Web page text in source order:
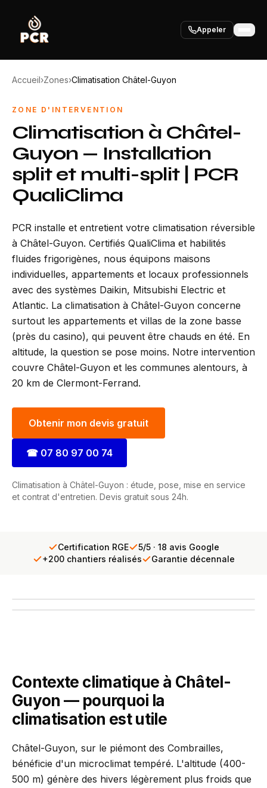
Appeler
Accueil›Zones›Climatisation Châtel-Guyon
ZONE D'INTERVENTION
Climatisation à Châtel-
Guyon — Installation
split et multi-split | PCR
QualiClima
PCR installe et entretient votre climatisation réversible
à Châtel-Guyon. Certifiés QualiClima et habilités
fluides frigorigènes, nous équipons maisons
individuelles, appartements et locaux professionnels
avec des systèmes Daikin, Mitsubishi Electric et
Atlantic. La climatisation à Châtel-Guyon concerne
surtout les appartements et villas de la zone basse
(près du casino), qui peuvent être chauds en été. En
altitude, la question se pose moins. Notre intervention
couvre Châtel-Guyon et les communes alentours, à
20 km de Clermont-Ferrand.
Obtenir mon devis gratuit
☎ 07 80 97 00 74
Climatisation à Châtel-Guyon : étude, pose, mise en service
et contrat d'entretien. Devis gratuit sous 24h.
Certification RGE
5/5 · 18 avis Google
+200 chantiers réalisés
Garantie décennale
Contexte climatique à Châtel-
Guyon — pourquoi la
climatisation est utile
Châtel-Guyon, sur le piémont des Combrailles,
bénéficie d'un microclimat tempéré. L'altitude (400-
500 m) génère des hivers légèrement plus froids que